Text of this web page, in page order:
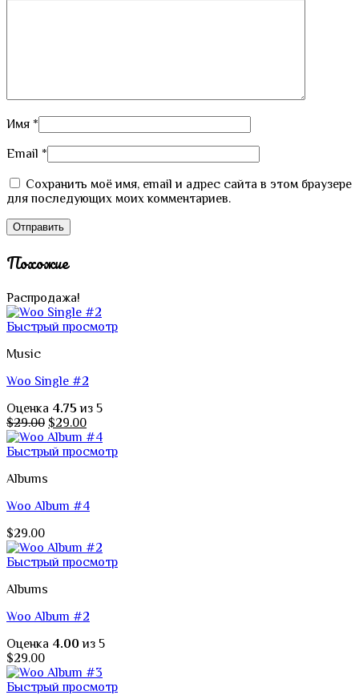
Имя *
Email *
Сохранить моё имя, email и адрес сайта в этом браузере
для последующих моих комментариев.
Похожие
Распродажа!
Быстрый просмотр
Music
Woo Single #2
Оценка 4.75из 5
$29.00 Первоначальная
цена
составляла
$29.00Текущая
цена:
$29.00.
Быстрый просмотр
Albums
Woo Album #4
$29.00
Быстрый просмотр
Albums
Woo Album #2
Оценка 4.00из 5
$29.00
Быстрый просмотр